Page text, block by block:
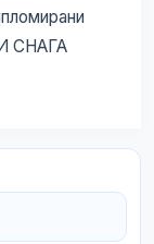
СНАГА